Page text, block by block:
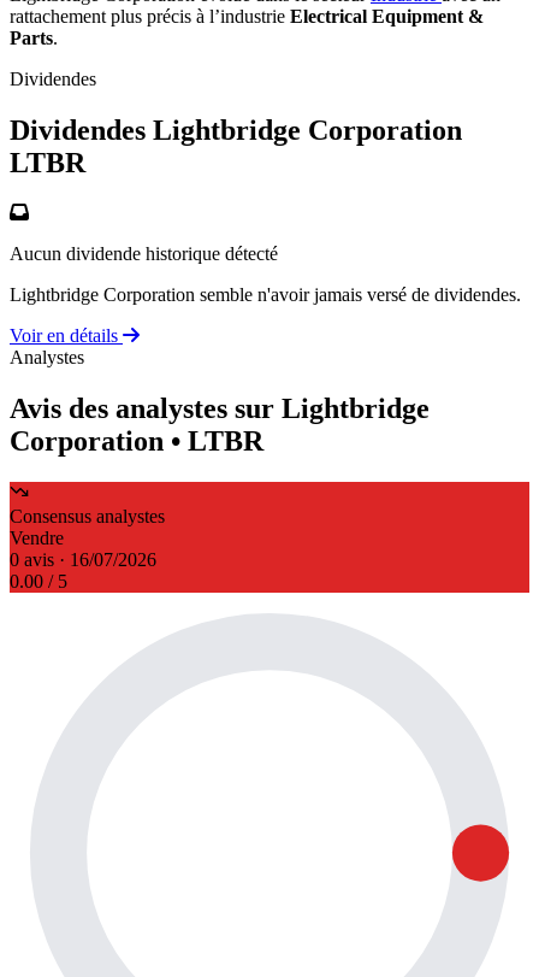
rattachement plus précis à l’industrie Electrical Equipment &
Parts.
Dividendes
Dividendes Lightbridge Corporation
LTBR
Aucun dividende historique détecté
Lightbridge Corporation semble n'avoir jamais versé de dividendes.
Voir en détails
Analystes
Avis des analystes sur Lightbridge
Corporation • LTBR
Consensus analystes
Vendre
0 avis · 16/07/2026
0.00 / 5